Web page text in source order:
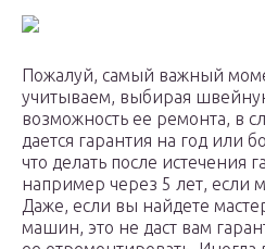
Пожалуй, самый важный
учитываем, выбирая
возможность ее ремонта, в
дается гарантия на год или
что делать после истечения
например через 5 лет, если
Даже, если вы найдете
машин, это не даст вам